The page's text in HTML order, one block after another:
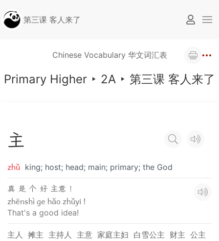
第三课 客人来了
Chinese Vocabulary 华文词汇表
Primary Higher ‣ 2A ‣ 第三课 客人来了
主
zhǔ king; host; head; main; primary; the God
真 是 个 好 主意 ！
zhēnshì ge hǎo zhǔyi !
That's a good idea!
主人 摊主 主持人 主意 家庭主妇 白雪公主 财主 公主